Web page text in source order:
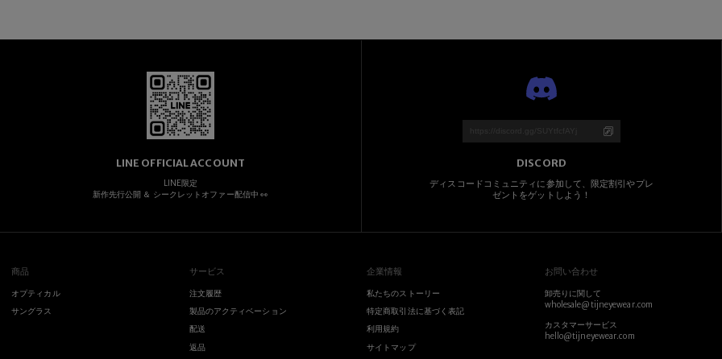
LINE OFFICIAL ACCOUNT
LINE限定
新作先行公開 ＆ シークレットオファー配信中 👀
DISCORD
ディスコードコミュニティに参加して、限定割引やプレ
ゼントをゲットしよう！
商品
オプティカル
サングラス
サービス
注文履歴
製品のアクティベーション
配送
返品
企業情報
私たちのストーリー
特定商取引法に基づく表記
利用規約
サイトマップ
お問い合わせ
卸売りに関して
wholesale@tijneyewear.com
カスタマーサービス
hello@tijneyewear.com